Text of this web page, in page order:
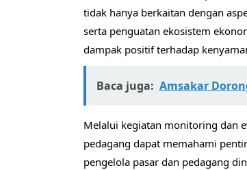
tidak hanya berkaitan dengan
serta penguatan ekosistem
dampak positif terhadap
Baca juga: Amsakar
Melalui kegiatan monitoring dan
pedagang dapat memahami
pengelola pasar dan pedagang